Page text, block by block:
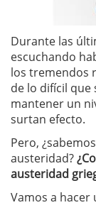
Durante las
escuchando
los tremendos
de lo difícil que
mantener un
surtan efecto.
Pero,
austeridad?
austeridad
Vamos a hacer